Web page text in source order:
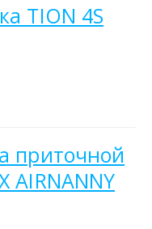
TION 4S
приточной
AIRNANNY